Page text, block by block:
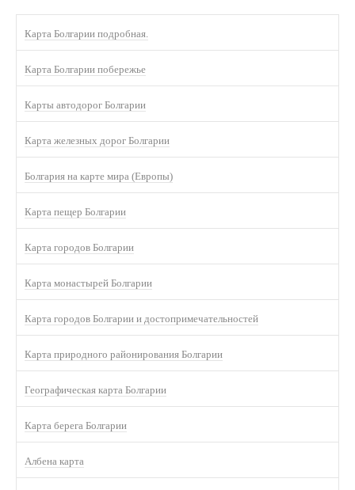
Карта Болгарии подробная.
Карта Болгарии побережье
Карты автодорог Болгарии
Карта железных дорог Болгарии
Болгария на карте мира (Европы)
Карта пещер Болгарии
Карта городов Болгарии
Карта монастырей Болгарии
Карта городов Болгарии и достопримечательностей
Карта природного районирования Болгарии
Географическая карта Болгарии
Карта берега Болгарии
Албена карта